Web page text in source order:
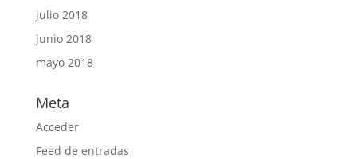
julio 2018
junio 2018
mayo 2018
Meta
Acceder
Feed de entradas